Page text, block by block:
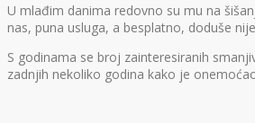
U mlađim danima redovno su mu na
nas, puna usluga, a besplatno, doduše
S godinama se broj zainteresiranih
zadnjih nekoliko godina kako je